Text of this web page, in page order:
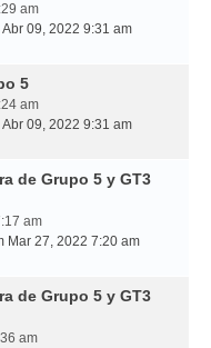
am
Abr 09, 2022 9:31 am
5
am
Abr 09, 2022 9:31 am
de Grupo 5 y GT3
am
Mar 27, 2022 7:20 am
de Grupo 5 y GT3
am